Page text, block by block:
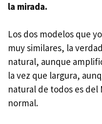
la mirada.
Los dos modelos que
muy similares, la
natural, aunque
la vez que largura,
natural de todos es del
normal.